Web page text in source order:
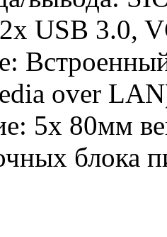
USB 3.0,
over
5x 80мм
блока